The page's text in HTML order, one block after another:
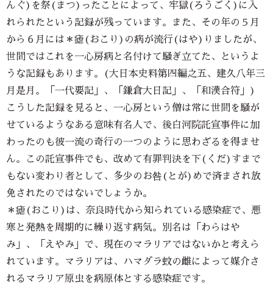
んぐ)を祭(まつ)ったことによって、牢獄(ろうごく)に入
れられたという記録が残っています。また、その年の５月
から６月には＊瘧(おこり)の病が流行(はや)りましたが、
世間ではこれを一心房病と名付けて騒ぎ立てた、というよ
うな記録もあります。(大日本史料第四編之五、建久八年三
月是月。「一代要記」、「鎌倉大日記」、「和漢合符」)
こうした記録を見ると、一心房という僧は常に世間を騒が
せているようなある意味有名人で、後白河院託宣事件に加
わったのも彼一流の奇行の一つのように思わざるを得ませ
ん。この託宣事件でも、改めて有罪判決を下(くだ)すまで
もない変わり者として、多少のお咎(とが)めで済まされ放
免されたのではないでしょうか。
＊瘧(おこり)は、奈良時代から知られている感染症で、悪
寒と発熱を周期的に繰り返す病気。別名は「わらはや
み」、「えやみ」で、現在のマラリアではないかと考えら
れています。マラリアは、ハマダラ蚊の雌によって媒介さ
れるマラリア原虫を病原体とする感染症です。